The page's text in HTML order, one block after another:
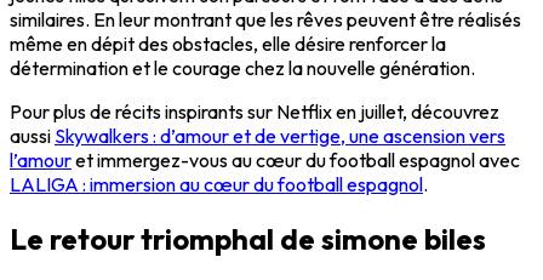
similaires. En leur montrant que les rêves peuvent être réalisés
même en dépit des obstacles, elle désire renforcer la
détermination et le courage chez la nouvelle génération.
Pour plus de récits inspirants sur Netflix en juillet, découvrez
aussi Skywalkers : d’amour et de vertige, une ascension vers
l’amouret immergez-vous au cœur du football espagnol avec
LALIGA : immersion au cœur du football espagnol.
Le retour triomphal de simone biles